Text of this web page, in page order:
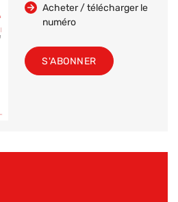
Acheter / télécharger le
numéro
S'ABONNER